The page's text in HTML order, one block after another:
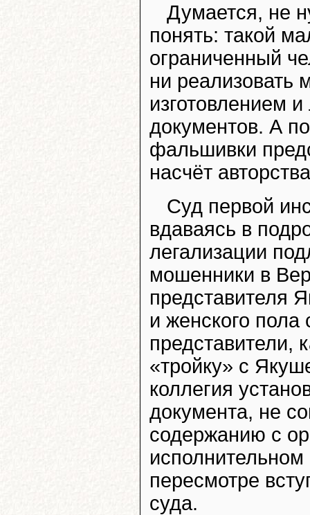
Думается, не
понять: такой
ограниченный
ни реализовать
изготовлением
документов. А
фальшивки
насчёт
Суд первой
вдаваясь в
легализации
мошенники в
представителя
и женского
представители,
«тройку» с
коллегия
документа, не
содержанию с
исполнительном
пересмотре
суда.